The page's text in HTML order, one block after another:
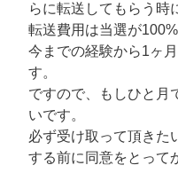
らに転送してもらう時
転送費用は当選が100%
今までの経験から1ヶ
す。
ですので、もしひと月
いです。
必ず受け取って頂きた
する前に同意をとって